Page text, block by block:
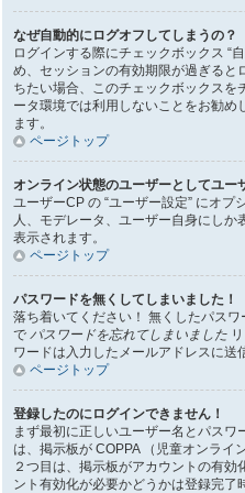
なぜ自動的にログオフしてしまうの？
ログインする際にチェックボックス “
め、セッションの有効期限が過ぎると
ちたい場合、このチェックボックス
ータ環境では利用しないことをお勧
ます。
ページトップ
オンライン状態のユーザーとしてユー
ユーザーCP の “ユーザー設定” にオプ
人、モデレータ、ユーザー自身にし
表示されます。
ページトップ
パスワードを無くしてしまいました！
落ち着いてください！ 無くしたパス
で パスワードを忘れてしまいました
ワードは入力したメールアドレスに送
ページトップ
登録したのにログインできません！
まず最初に正しいユーザー名とパス
は、掲示板が COPPA （児童オンライ
２つ目は、掲示板がアカウントの有
ント有効化が必要かどうかは登録完